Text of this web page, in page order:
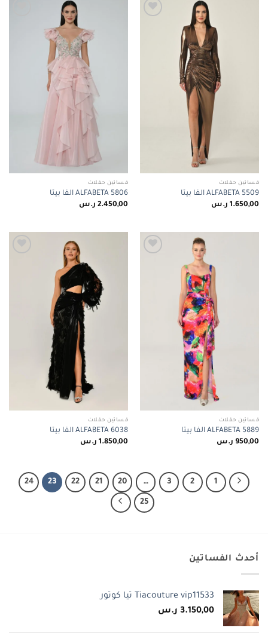
فساتين حفلات
ALFABETA 5509 الفا بيتا
1.650,00 ر.س
فساتين حفلات
ALFABETA 5806 الفا بيتا
2.450,00 ر.س
فساتين حفلات
ALFABETA 5889 الفا بيتا
950,00 ر.س
فساتين حفلات
ALFABETA 6038 الفا بيتا
1.850,00 ر.س
1
2
3
…
20
21
22
23
24
25
أحدث الفساتين
Tiacouture vip11533 تيا كوتور
3.150,00 ر.س